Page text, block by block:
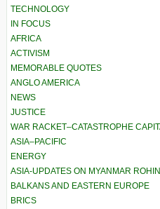
TECHNOLOGY
IN FOCUS
AFRICA
ACTIVISM
MEMORABLE QUOTES
ANGLO AMERICA
NEWS
JUSTICE
WAR RACKET–CATASTROPHE
ASIA–PACIFIC
ENERGY
ASIA-UPDATES ON MYANMAR
BALKANS AND EASTERN EUROPE
BRICS